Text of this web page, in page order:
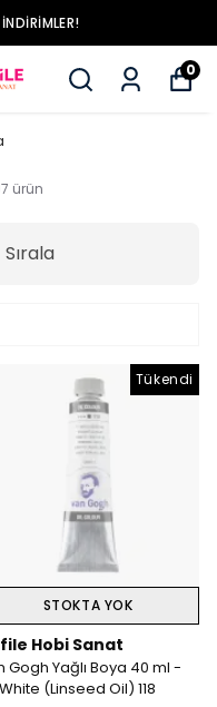
0
ürün
Sırala
Tükendi
STOKTA YOK
Hobi Sanat
Gogh Yağlı Boya 40 ml -
(Linseed Oil) 118